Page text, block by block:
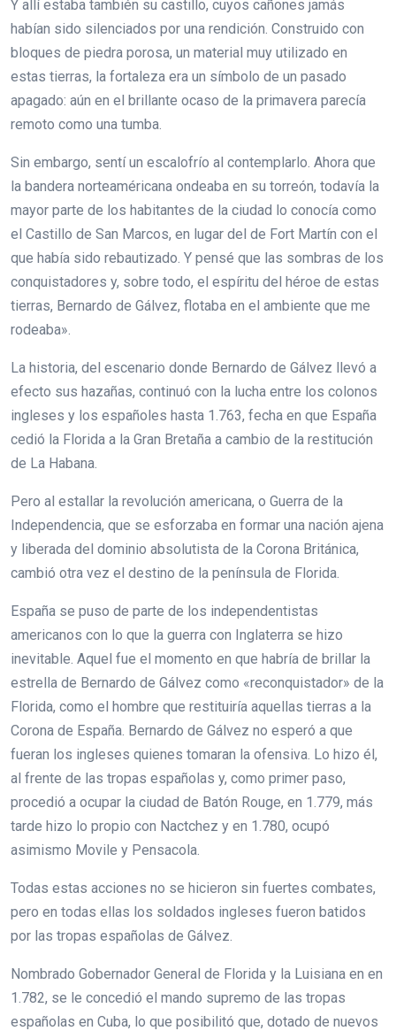
Y allí estaba también su castillo, cuyos cañones jamás
habían sido silenciados por una rendición. Construido con
bloques de piedra porosa, un material muy utilizado en
estas tierras, la fortaleza era un símbolo de un pasado
apagado: aún en el brillante ocaso de la primavera parecía
remoto como una tumba.
Sin embargo, sentí un escalofrío al contemplarlo. Ahora que
la bandera norteaméricana ondeaba en su torreón, todavía la
mayor parte de los habitantes de la ciudad lo conocía como
el Castillo de San Marcos, en lugar del de Fort Martín con el
que había sido rebautizado. Y pensé que las sombras de los
conquistadores y, sobre todo, el espíritu del héroe de estas
tierras, Bernardo de Gálvez, flotaba en el ambiente que me
rodeaba».
La historia, del escenario donde Bernardo de Gálvez llevó a
efecto sus hazañas, continuó con la lucha entre los colonos
ingleses y los españoles hasta 1.763, fecha en que España
cedió la Florida a la Gran Bretaña a cambio de la restitución
de La Habana.
Pero al estallar la revolución americana, o Guerra de la
Independencia, que se esforzaba en formar una nación ajena
y liberada del dominio absolutista de la Corona Británica,
cambió otra vez el destino de la península de Florida.
España se puso de parte de los independentistas
americanos con lo que la guerra con Inglaterra se hizo
inevitable. Aquel fue el momento en que habría de brillar la
estrella de Bernardo de Gálvez como «reconquistador» de la
Florida, como el hombre que restituiría aquellas tierras a la
Corona de España. Bernardo de Gálvez no esperó a que
fueran los ingleses quienes tomaran la ofensiva. Lo hizo él,
al frente de las tropas españolas y, como primer paso,
procedió a ocupar la ciudad de Batón Rouge, en 1.779, más
tarde hizo lo propio con Nactchez y en 1.780, ocupó
asimismo Movile y Pensacola.
Todas estas acciones no se hicieron sin fuertes combates,
pero en todas ellas los soldados ingleses fueron batidos
por las tropas españolas de Gálvez.
Nombrado Gobernador General de Florida y la Luisiana en en
1.782, se le concedió el mando supremo de las tropas
españolas en Cuba, lo que posibilitó que, dotado de nuevos